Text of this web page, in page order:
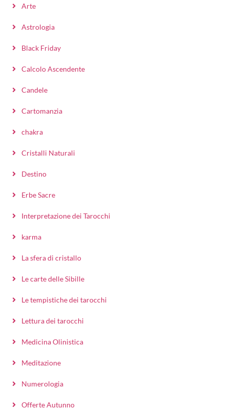
Arte
Astrologia
Black Friday
Calcolo Ascendente
Candele
Cartomanzia
chakra
Cristalli Naturali
Destino
Erbe Sacre
Interpretazione dei Tarocchi
karma
La sfera di cristallo
Le carte delle Sibille
Le tempistiche dei tarocchi
Lettura dei tarocchi
Medicina Olinistica
Meditazione
Numerologia
Offerte Autunno